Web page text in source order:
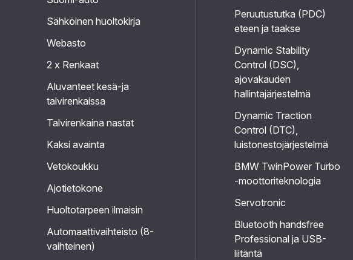
Sähköinen huoltokirja
Webasto
2 x Renkaat
Aluvanteet kesä-ja
talvirenkaissa
Talvirenkaina nastat
Kaksi avainta
Vetokoukku
Ajotietokone
Huoltotarpeen ilmaisin
Automaattivaihteisto (8-
vaihteinen)
Peruutustutka (PDC)
eteen ja taakse
Dynamic Stability
Control (DSC),
ajovakauden
hallintajärjestelmä
Dynamic Traction
Control (DTC),
luistonestojärjestelmä
BMW TwinPower Turbo
-moottoriteknologia
Servotronic
Bluetooth handsfree
Professional ja USB-
liitäntä